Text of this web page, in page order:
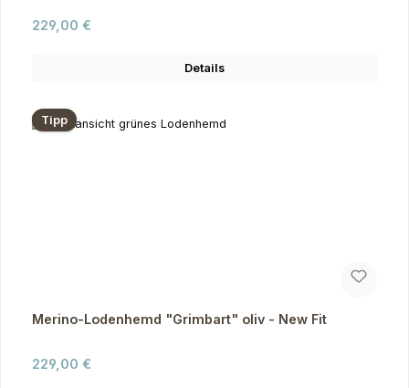
Regulärer Preis:
229,00 €
Details
Tipp
Merino-Lodenhemd "Grimbart" oliv - New Fit
Regulärer Preis:
229,00 €